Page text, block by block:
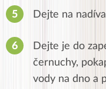
Dejte na
Dejte je do
černuchy,
vody na dno a